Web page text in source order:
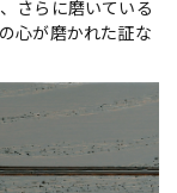
さらに磨いている
心が磨かれた証な